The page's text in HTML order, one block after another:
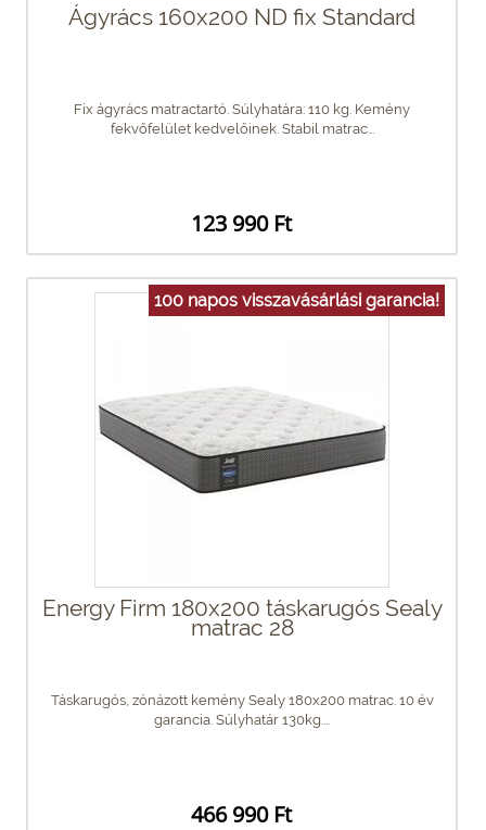
Ágyrács 160x200 ND fix Standard
Fix ágyrács matractartó. Súlyhatára: 110 kg. Kemény
fekvőfelület kedvelőinek. Stabil matrac...
123 990 Ft
100 napos visszavásárlási garancia!
Energy Firm 180x200 táskarugós Sealy
matrac 28
Táskarugós, zónázott kemény Sealy 180x200 matrac. 10 év
garancia. Súlyhatár 130kg....
466 990 Ft